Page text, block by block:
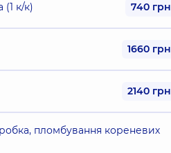
к/к) 740 грн
1660 грн
2140 грн
пломбування кореневих